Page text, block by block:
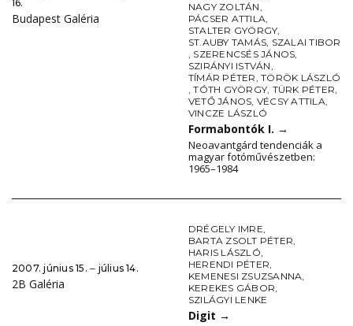
16.
Budapest Galéria
NAGY ZOLTÁN,
PÁCSER ATTILA,
STALTER GYÖRGY,
ST.AUBY TAMÁS, SZALAI TIBOR
, SZERENCSÉS JÁNOS,
SZIRÁNYI ISTVÁN,
TÍMÁR PÉTER,TÖRÖK LÁSZLÓ
,TÓTH GYÖRGY, TÜRK PÉTER,
VETŐ JÁNOS, VÉCSY ATTILA,
VINCZE LÁSZLÓ
Formabontók I. →
Neoavantgárd tendenciák a
magyar fotóművészetben:
1965–1984
2007. június 15. ‒ július 14.
2B Galéria
DRÉGELY IMRE,
BARTA ZSOLT PÉTER,
HARIS LÁSZLÓ,
HERENDI PÉTER,
KEMENESI ZSUZSANNA,
KEREKES GÁBOR,
SZILÁGYI LENKE
Digit →